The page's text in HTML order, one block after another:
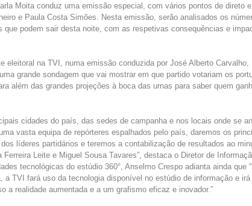
Moita conduz uma emissão especial, com vários pontos de direto
e Paula Costa Simões. Nesta emissão, serão analisados os
que podem sair desta noite, com as respetivas consequências e
eleitoral na TVI, numa emissão conduzida por José Alberto Carvalho,
grande sondagem que vai mostrar em que partido votariam os
além das grandes projeções à boca das urnas para saber quem
cidades do país, das sedes de campanha e nos locais onde se
vasta equipa de repórteres espalhados pelo país, daremos os
líderes partidários e teremos a contabilização de resultados ao
Leite e Miguel Sousa Tavares”, destaca o Diretor de
tecnológicas do estúdio 360°, Anselmo Crespo adianta ainda que
a TVI fará uso da tecnologia disponível no estúdio de informação e irá
a realidade aumentada e a um grafismo eficaz e inovador.”